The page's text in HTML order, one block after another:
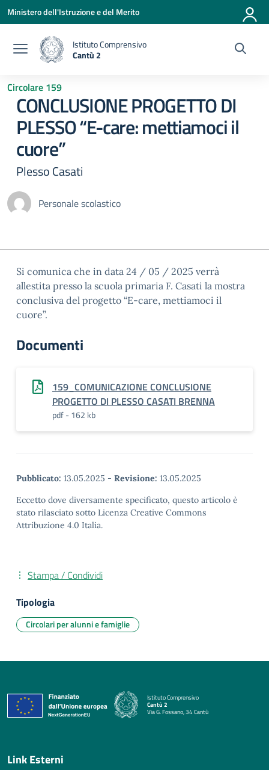
Vai ai contenuti
Vai al menu di navigazione
Vai al footer
Ministero dell'Istruzione e del Merito
Istituto Comprensivo
Cantù 2
Circolare 159
CONCLUSIONE PROGETTO DI
PLESSO “E-care: mettiamoci il
cuore”
Plesso Casati
Personale scolastico
Si comunica che in data 24 / 05 / 2025 verrà
allestita presso la scuola primaria F. Casati la mostra
conclusiva del progetto “E-care, mettiamoci il
cuore”.
Documenti
159_COMUNICAZIONE CONCLUSIONE
PROGETTO DI PLESSO CASATI BRENNA
pdf - 162 kb
Pubblicato: 13.05.2025 - Revisione: 13.05.2025
Eccetto dove diversamente specificato, questo articolo è
stato rilasciato sotto Licenza Creative Commons
Attribuzione 4.0 Italia.
Stampa / Condividi
Tipologia
Circolari per alunni e famiglie
Istituto Comprensivo
Cantù 2
Via G. Fossano, 34 Cantù
— Visita la pagina iniziale della scuola
Link Esterni